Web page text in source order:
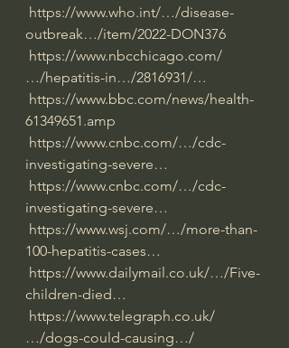
https://www.who.int/…/disease-
outbreak…/item/2022-DON376
https://www.nbcchicago.com/
…/hepatitis-in…/2816931/…
https://www.bbc.com/news/health-
61349651.amp
https://www.cnbc.com/…/cdc-
investigating-severe…
https://www.cnbc.com/…/cdc-
investigating-severe…
https://www.wsj.com/…/more-than-
100-hepatitis-cases…
https://www.dailymail.co.uk/…/Five-
children-died…
https://www.telegraph.co.uk/
…/dogs-could-causing…/